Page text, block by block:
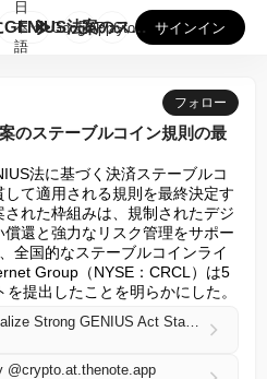
Circle、OCCにGENIUS法案のステーブルコイン規則...
日
本
語
GooglePlay
AppStore サインイン
フォロー
のステーブルコイン規則の最
法に基づく決済ステーブルコ
て適用される規則を最終決定す
れた枠組みは、規制されたデジ
還と強力なリスク管理をサポー
全国的なステーブルコインライ
Group（NYSE：CRCL）は5
提出したことを明らかにした。
Circle Urges OCC to Finalize Strong GENIUS Act Stablecoin Rules
@crypto.at.thenote.app